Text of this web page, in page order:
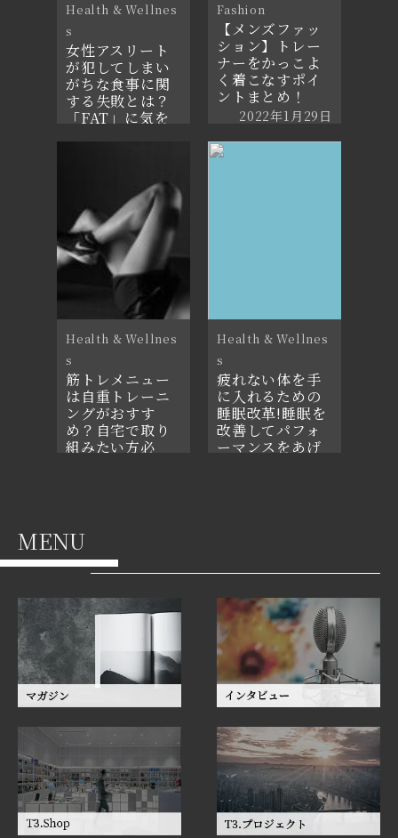
Health & Wellnes
s
女性アスリート
が犯してしまい
がちな食事に関
する失敗とは？
「FAT」に気を
Fashion
【メンズファッ
ション】トレー
ナーをかっこよ
く着こなすポイ
ントまとめ！
2022年1月29日
Health & Wellnes
s
筋トレメニュー
は自重トレーニ
ングがおすす
め？自宅で取り
組みたい方必
Health & Wellnes
s
疲れない体を手
に入れるための
睡眠改革!睡眠を
改善してパフォ
ーマンスをあげ
MENU